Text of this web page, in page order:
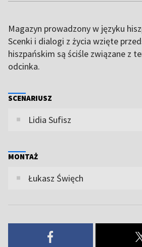
Magazyn prowadzony w języku
Scenki i dialogi z życia wzięte
hiszpańskim są ściśle związane z
odcinka.
SCENARIUSZ
Lidia Sufisz
MONTAŻ
Łukasz Święch